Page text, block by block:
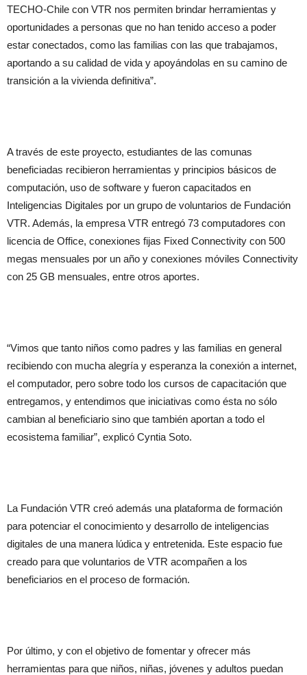
TECHO-Chile con VTR nos permiten brindar herramientas y
oportunidades a personas que no han tenido acceso a poder
estar conectados, como las familias con las que trabajamos,
aportando a su calidad de vida y apoyándolas en su camino de
transición a la vivienda definitiva”.
A través de este proyecto, estudiantes de las comunas
beneficiadas recibieron herramientas y principios básicos de
computación, uso de software y fueron capacitados en
Inteligencias Digitales por un grupo de voluntarios de Fundación
VTR. Además, la empresa VTR entregó 73 computadores con
licencia de Office, conexiones fijas Fixed Connectivity con 500
megas mensuales por un año y conexiones móviles Connectivity
con 25 GB mensuales, entre otros aportes.
“Vimos que tanto niños como padres y las familias en general
recibiendo con mucha alegría y esperanza la conexión a internet,
el computador, pero sobre todo los cursos de capacitación que
entregamos, y entendimos que iniciativas como ésta no sólo
cambian al beneficiario sino que también aportan a todo el
ecosistema familiar”, explicó Cyntia Soto.
La Fundación VTR creó además una plataforma de formación
para potenciar el conocimiento y desarrollo de inteligencias
digitales de una manera lúdica y entretenida. Este espacio fue
creado para que voluntarios de VTR acompañen a los
beneficiarios en el proceso de formación.
Por último, y con el objetivo de fomentar y ofrecer más
herramientas para que niños, niñas, jóvenes y adultos puedan